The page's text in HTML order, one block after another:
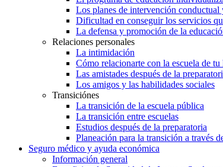
Los planes de intervención conductual
Dificultad en conseguir los servicios
La defensa y promoción de la
Relaciones personales
La intimidación
Cómo relacionarte con la escuela de
Las amistades después de la
Los amigos y las habilidades sociales
Transiciónes
La transición de la escuela pública
La transición entre escuelas
Estudios después de la preparatoria
Planeación para la transición a través
Seguro médico y ayuda económica
Información general